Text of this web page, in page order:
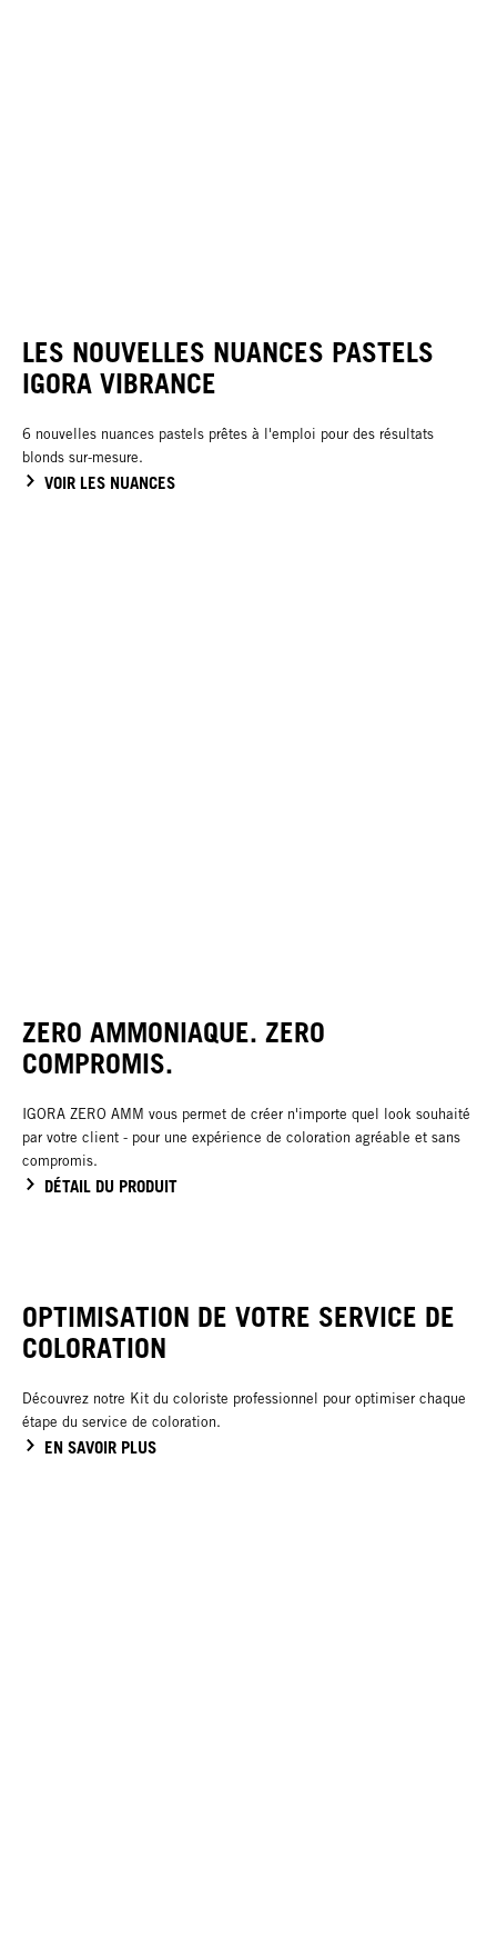
LES NOUVELLES NUANCES PASTELS
IGORA VIBRANCE
6 nouvelles nuances pastels prêtes à l'emploi pour des résultats
blonds sur-mesure.
VOIR LES NUANCES
ZERO AMMONIAQUE. ZERO
COMPROMIS.
IGORA ZERO AMM vous permet de créer n'importe quel look souhaité
par votre client - pour une expérience de coloration agréable et sans
compromis.
DÉTAIL DU PRODUIT
OPTIMISATION DE VOTRE SERVICE DE
COLORATION
Découvrez notre Kit du coloriste professionnel pour optimiser chaque
étape du service de coloration.
EN SAVOIR PLUS